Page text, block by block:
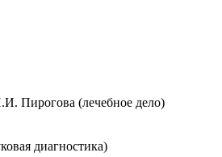
Пирогова (лечебное дело)
диагностика)